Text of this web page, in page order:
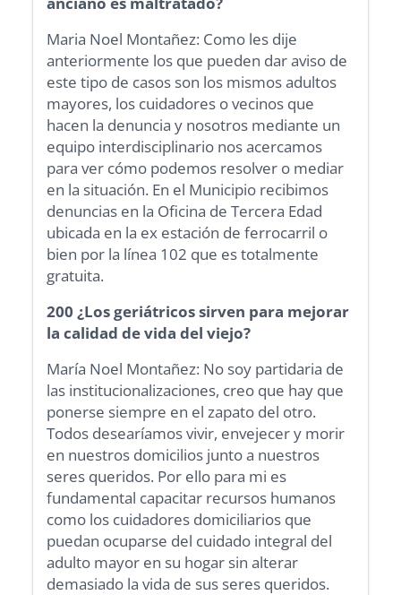
Maria Noel Montañez: Como les dije
anteriormente los que pueden dar aviso de
este tipo de casos son los mismos adultos
mayores, los cuidadores o vecinos que
hacen la denuncia y nosotros mediante un
equipo interdisciplinario nos acercamos
para ver cómo podemos resolver o mediar
en la situación. En el Municipio recibimos
denuncias en la Oficina de Tercera Edad
ubicada en la ex estación de ferrocarril o
bien por la línea 102 que es totalmente
gratuita.
200 ¿Los geriátricos sirven para mejorar
la calidad de vida del viejo?
María Noel Montañez: No soy partidaria de
las institucionalizaciones, creo que hay que
ponerse siempre en el zapato del otro.
Todos desearíamos vivir, envejecer y morir
en nuestros domicilios junto a nuestros
seres queridos. Por ello para mi es
fundamental capacitar recursos humanos
como los cuidadores domiciliarios que
puedan ocuparse del cuidado integral del
adulto mayor en su hogar sin alterar
demasiado la vida de sus seres queridos.